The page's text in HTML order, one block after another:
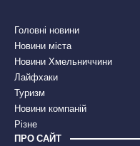
Головні новини
Новини міста
Новини Хмельниччини
Лайфхаки
Туризм
Новини компаній
Різне
ПРО САЙТ